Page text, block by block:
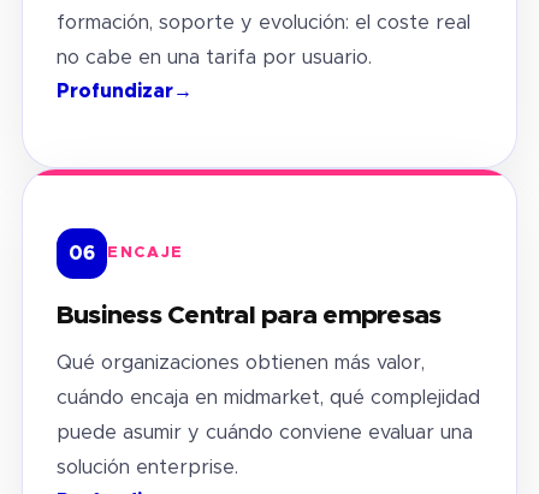
formación, soporte y evolución: el coste real
no cabe en una tarifa por usuario.
Profundizar→
06 ENCAJE
Business Central para empresas
Qué organizaciones obtienen más valor,
cuándo encaja en midmarket, qué complejidad
puede asumir y cuándo conviene evaluar una
solución enterprise.